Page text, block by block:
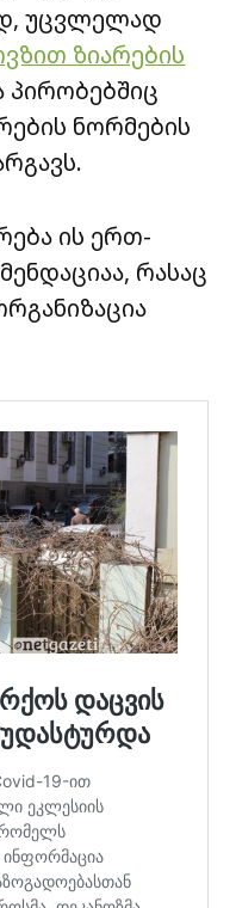
უცვლელად
ზიარების
პირობებშიც
ნორმების
ის ერთ-
რასაც